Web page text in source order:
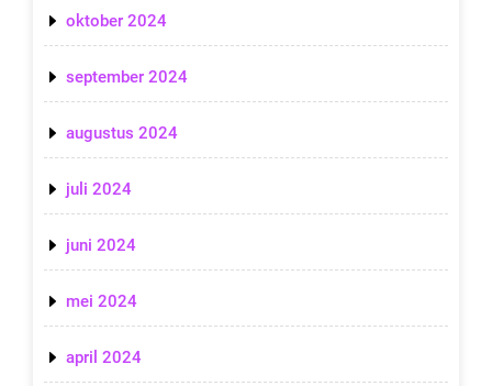
oktober 2024
september 2024
augustus 2024
juli 2024
juni 2024
mei 2024
april 2024